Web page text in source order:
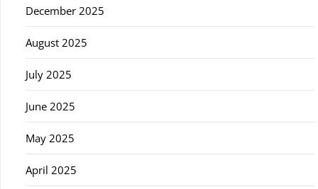
December 2025
August 2025
July 2025
June 2025
May 2025
April 2025